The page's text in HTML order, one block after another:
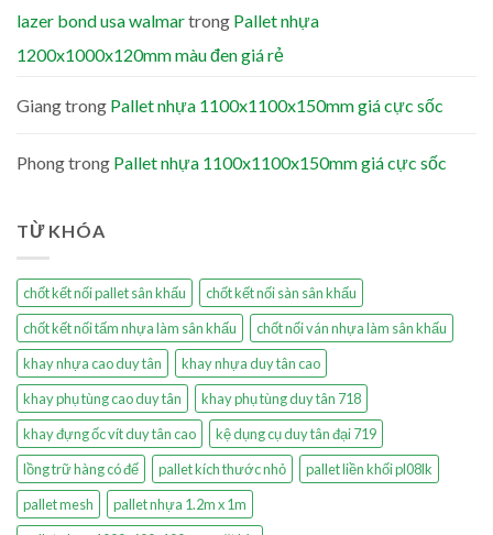
lazer bond usa walmartrong Pallet nhựa
1200x1000x120mm màu đen giá rẻ
Giangtrong Pallet nhựa 1100x1100x150mm giá cực sốc
Phongtrong Pallet nhựa 1100x1100x150mm giá cực sốc
TỪ KHÓA
chốt kết nối pallet sân khấu
chốt kết nối sàn sân khấu
chốt kết nối tấm nhựa làm sân khấu
chốt nối ván nhựa làm sân khấu
khay nhựa cao duy tân
khay nhựa duy tân cao
khay phụ tùng cao duy tân
khay phụ tùng duy tân 718
khay đựng ốc vít duy tân cao
kệ dụng cụ duy tân đại 719
lồng trữ hàng có đế
pallet kích thước nhỏ
pallet liền khối pl08lk
pallet mesh
pallet nhựa 1.2m x 1m